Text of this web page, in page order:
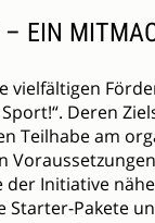
– EIN
vielfältigen
Deren
Teilhabe am
der Initiative
Pakete